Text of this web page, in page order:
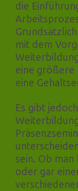
die
mit dem
eine größere
eine
Es gibt
sein. Ob
oder gar